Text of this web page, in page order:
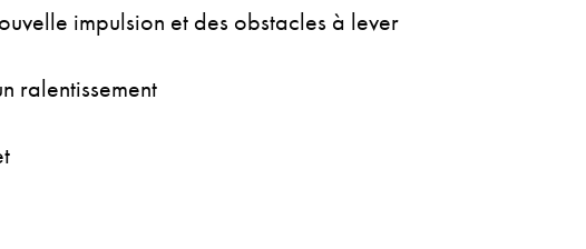
impulsion et des obstacles à lever
ralentissement